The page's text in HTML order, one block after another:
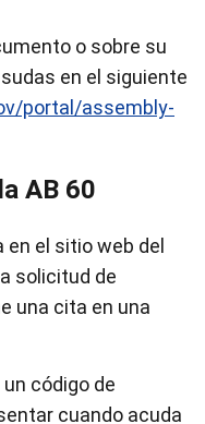
o sobre su
en el siguiente
portal/assembly-
AB 60
en el sitio web del
solicitud de
una cita en una
código de
cuando acuda